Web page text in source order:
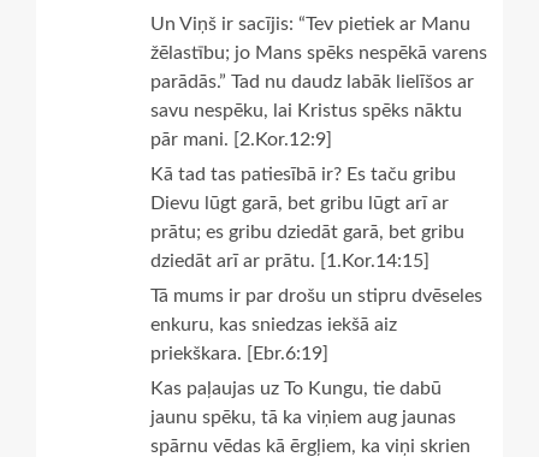
Un Viņš ir sacījis: “Tev pietiek ar Manu
žēlastību; jo Mans spēks nespēkā varens
parādās.” Tad nu daudz labāk lielīšos ar
savu nespēku, lai Kristus spēks nāktu
pār mani. [2.Kor.12:9]
Kā tad tas patiesībā ir? Es taču gribu
Dievu lūgt garā, bet gribu lūgt arī ar
prātu; es gribu dziedāt garā, bet gribu
dziedāt arī ar prātu. [1.Kor.14:15]
Tā mums ir par drošu un stipru dvēseles
enkuru, kas sniedzas iekšā aiz
priekškara. [Ebr.6:19]
Kas paļaujas uz To Kungu, tie dabū
jaunu spēku, tā ka viņiem aug jaunas
spārnu vēdas kā ērgļiem, ka viņi skrien